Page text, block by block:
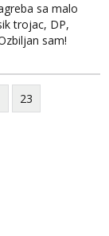
sa malo
trojac, DP,
sam!
:)
koja voli
23